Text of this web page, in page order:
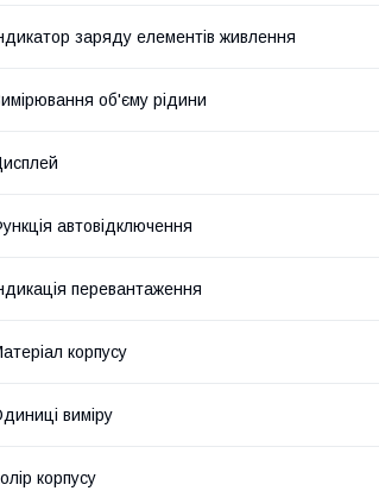
заряду елементів живлення
об'єму рідини
автовідключення
перевантаження
корпусу
виміру
корпусу